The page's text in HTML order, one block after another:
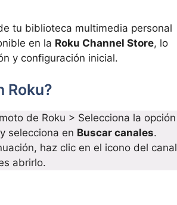
tu biblioteca multimedia personal
en la Roku Channel Store, lo
y configuración inicial.
Roku?
de Roku > Selecciona la opción
selecciona en Buscar canales.
haz clic en el icono del canal
abrirlo.